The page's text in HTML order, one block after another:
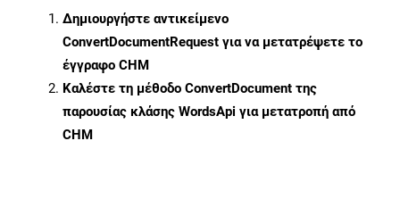
Δημιουργήστε αντικείμενο
ConvertDocumentRequest για να μετατρέψετε το
έγγραφο CHM
Καλέστε τη μέθοδο ConvertDocument της
παρουσίας κλάσης WordsApi για μετατροπή από
CHM